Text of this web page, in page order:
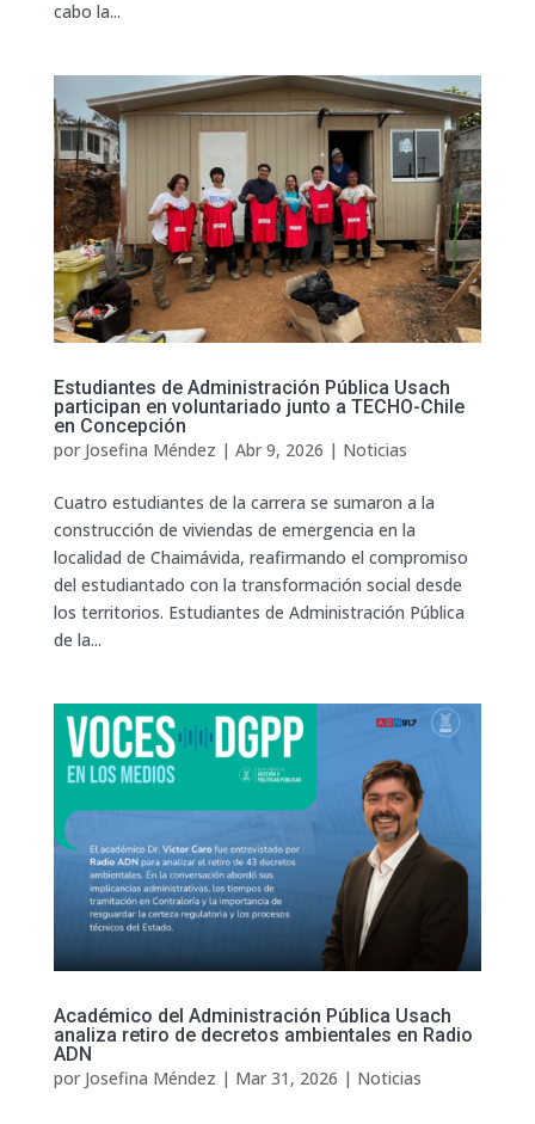
cabo la...
Estudiantes de Administración Pública Usach
participan en voluntariado junto a TECHO-Chile
en Concepción
por Josefina Méndez | Abr 9, 2026 | Noticias
Cuatro estudiantes de la carrera se sumaron a la
construcción de viviendas de emergencia en la
localidad de Chaimávida, reafirmando el compromiso
del estudiantado con la transformación social desde
los territorios. Estudiantes de Administración Pública
de la...
Académico del Administración Pública Usach
analiza retiro de decretos ambientales en Radio
ADN
por Josefina Méndez | Mar 31, 2026 | Noticias